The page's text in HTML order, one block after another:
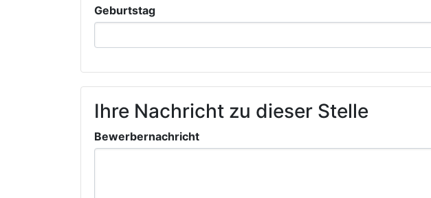
Geburtstag
Ihre Nachricht zu dieser Stelle
Bewerbernachricht